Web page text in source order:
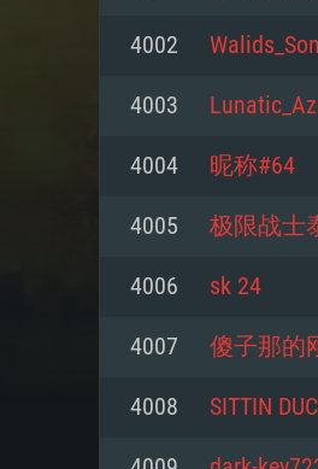
4002
4003
4004 昵称#64
4005 极限战士
4006 sk 24
4007 傻子那的
4008 SITTIN